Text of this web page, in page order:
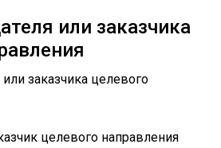
или заказчика
целевого направления